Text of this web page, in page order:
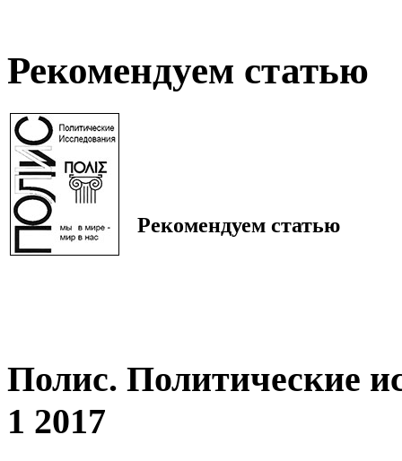
Рекомендуем статью
Рекомендуем статью
Полис. Политические
1 2017